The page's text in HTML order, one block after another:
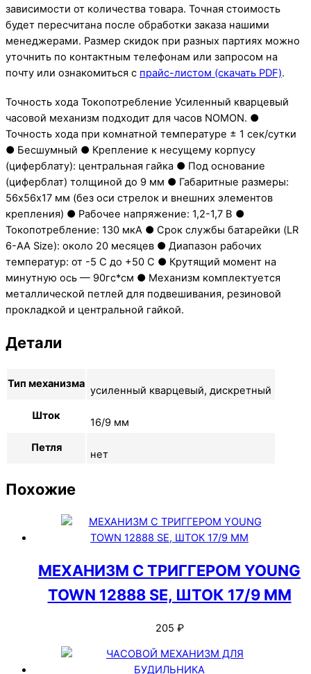
зависимости от количества товара. Точная стоимость
будет пересчитана после обработки заказа нашими
менеджерами. Размер скидок при разных партиях можно
уточнить по контактным телефонам или запросом на
почту или ознакомиться с прайс-листом (скачать PDF).
Точность хода Токопотребление Усиленный кварцевый
часовой механизм подходит для часов NOMON. ●
Точность хода при комнатной температуре ± 1 сек/сутки
● Бесшумный ● Крепление к несущему корпусу
(циферблату): центральная гайка ● Под основание
(циферблат) толщиной до 9 мм ● Габаритные размеры:
56х56х17 мм (без оси стрелок и внешних элементов
крепления) ● Рабочее напряжение: 1,2-1,7 В ●
Токопотребление: 130 мкА ● Срок службы батарейки (LR
6-AA Size): около 20 месяцев ● Диапазон рабочих
температур: от -5 С до +50 С ● Крутящий момент на
минутную ось — 90гс*см ● Механизм комплектуется
металлической петлей для подвешивания, резиновой
прокладкой и центральной гайкой.
Детали
Тип механизма
усиленный кварцевый, дискретный
Шток
16/9 мм
Петля
нет
Похожие
МЕХАНИЗМ С ТРИГГЕРОМ YOUNG
TOWN 12888 SE, ШТОК 17/9 ММ
205 ₽